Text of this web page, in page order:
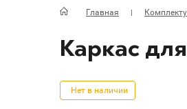
Главная
Каркас
Нет в наличии